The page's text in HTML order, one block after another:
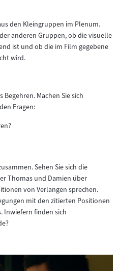
den Kleingruppen im Plenum.
anderen Gruppen, ob die visuelle
ist und ob die im Film gegebene
wird.
Machen Sie sich
Fragen:
Sehen Sie sich die
Thomas und Damien über
von Verlangen sprechen.
mit den zitierten Positionen
Inwiefern finden sich